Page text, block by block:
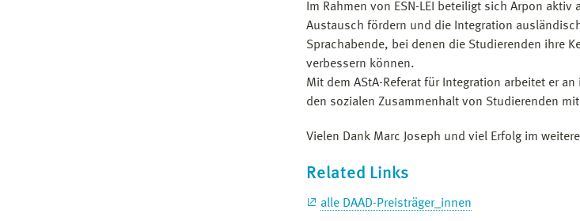
Im Rahmen von ESN-LEI beteiligt sich Arpon
Austausch fördern und die Integration
Sprachabende, bei denen die Studierenden ihre
verbessern können.
Mit dem AStA-Referat für Integration arbeitet er
den sozialen Zusammenhalt von Studierenden
Vielen Dank Marc Joseph und viel Erfolg im
Related Links
alle DAAD-Preisträger_innen